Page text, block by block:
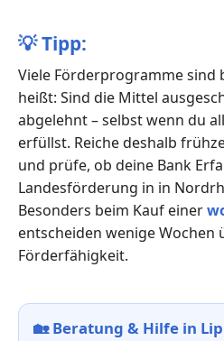
💡Tipp:
Viele Förderprogramme sind
heißt: Sind die Mittel
abgelehnt – selbst wenn du
erfüllst. Reiche deshalb
und prüfe, ob deine Bank
Landesförderung in in
Besonders beim Kauf einer
entscheiden wenige Wochen
Förderfähigkeit.
🏡Beratung & Hilfe in